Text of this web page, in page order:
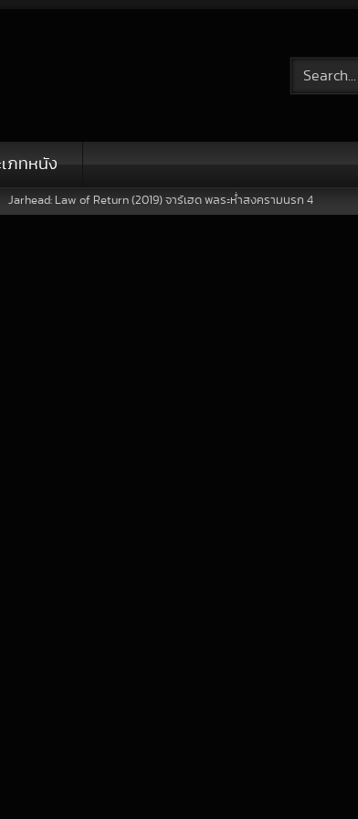
ภทหนัง
Jarhead: Law of Return (2019) จาร์เฮด พลระห่ำสงครามนรก 4